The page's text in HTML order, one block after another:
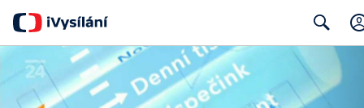
Search